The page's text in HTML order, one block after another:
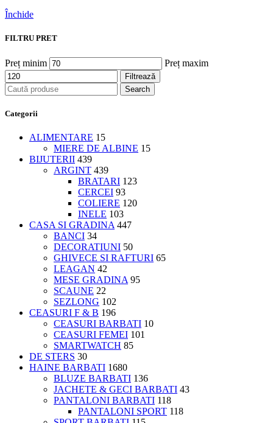
Închide
FILTRU PRET
Preț minim Preț maxim
Filtrează
Search
Categorii
ALIMENTARE 15
MIERE DE ALBINE 15
BIJUTERII 439
ARGINT 439
BRATARI 123
CERCEI 93
COLIERE 120
INELE 103
CASA SI GRADINA 447
BANCI 34
DECORATIUNI 50
GHIVECE SI RAFTURI 65
LEAGAN 42
MESE GRADINA 95
SCAUNE 22
SEZLONG 102
CEASURI F & B 196
CEASURI BARBATI 10
CEASURI FEMEI 101
SMARTWATCH 85
DE STERS 30
HAINE BARBATI 1680
BLUZE BARBATI 136
JACHETE & GECI BARBATI 43
PANTALONI BARBATI 118
PANTALONI SPORT 118